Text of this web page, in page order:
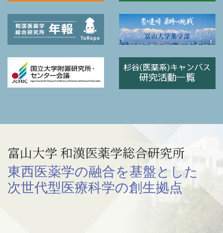
富山大学 和漢医薬学総合研究所
東西医薬学の融合を基盤とした
次世代型医療科学の創生拠点